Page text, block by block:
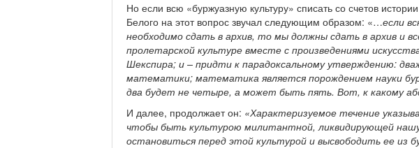
Но если всю «буржуазную культуру» списать со счетов
Белого на этот вопрос звучал следующим образом: «…если
необходимо сдать в архив, то мы должны сдать в архив и
пролетарской культуре вместе с произведениями
Шекспира; и – придти к парадоксальному утверждению:
математики; математика является порождением науки
два будет не четыре, а может быть пять. Вот, к какому
И далее, продолжает он: «Характеризуемое течение
чтобы быть культурою милитантной, ликвидирующей
остановиться перед этой культурой и высвободить ее из